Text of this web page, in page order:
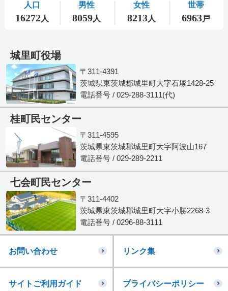
城里町役場
〒311-4391
茨城県東茨城郡城里町大字石塚1428-25
電話番号 / 029-288-3111(代)
桂町民センター
〒311-4595
茨城県東茨城郡城里町大字阿波山167
電話番号 / 029-289-2211
七会町民センター
〒311-4402
茨城県東茨城郡城里町大字小勝2268-3
電話番号 / 0296-88-3111
お問い合わせ リンク集
サイトご利用ガイド プライバシーポリシー